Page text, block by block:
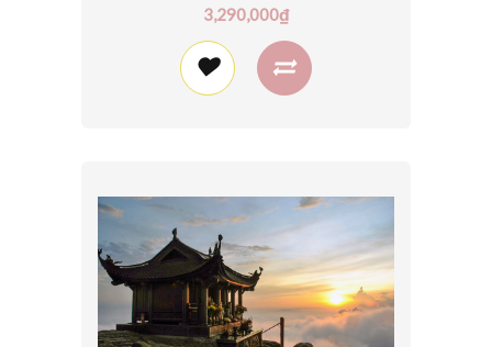
3,290,000₫